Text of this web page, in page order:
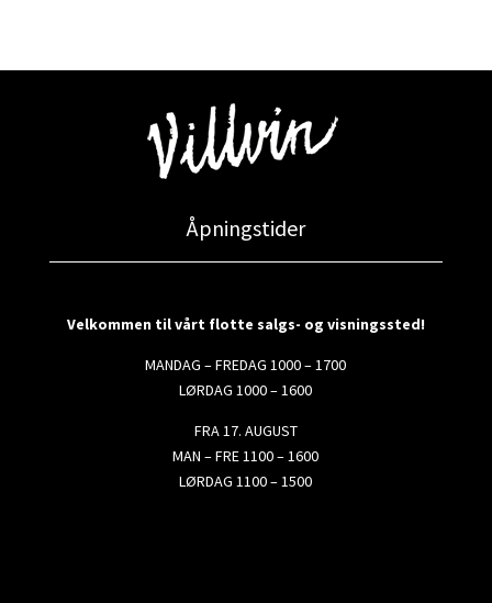
Åpningstider
Velkommen til vårt flotte salgs- og visningssted!
MANDAG – FREDAG 1000 – 1700
LØRDAG 1000 – 1600
FRA 17. AUGUST
MAN – FRE 1100 – 1600
LØRDAG 1100 – 1500